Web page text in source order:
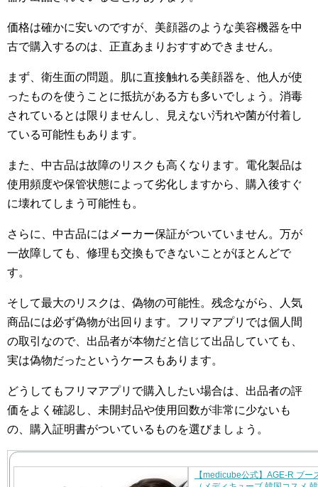
価格は確かに安いのですが、美顔器のような美容機器を中
古で購入するのは、正直あまりおすすめできません。
まず、衛生面の問題。肌に直接触れる美顔器を、他人が使
ったものを使うことに抵抗がある方も多いでしょう。消毒
されているとは限りませんし、見えない汚れや菌が付着し
ている可能性もあります。
また、中古品は故障のリスクも高くなります。電化製品は
使用頻度や保管状態によって劣化しますから、購入後すぐ
に壊れてしまう可能性も。
さらに、中古品にはメーカー保証がついていません。万が
一故障しても、修理も交換もできないことがほとんどで
す。
そして最大のリスクは、偽物の可能性。残念ながら、人気
商品には必ず偽物が出回ります。フリマアプリでは個人間
の取引なので、出品者が本物だと信じて出品していても、
実は偽物だったというケースもあります。
どうしてもフリマアプリで購入したい場合は、出品者の評
価をよく確認し、未開封品や使用回数が非常に少ないも
の、購入証明書がついているものを選びましょう。
【medicube公式】AGE-R ブー